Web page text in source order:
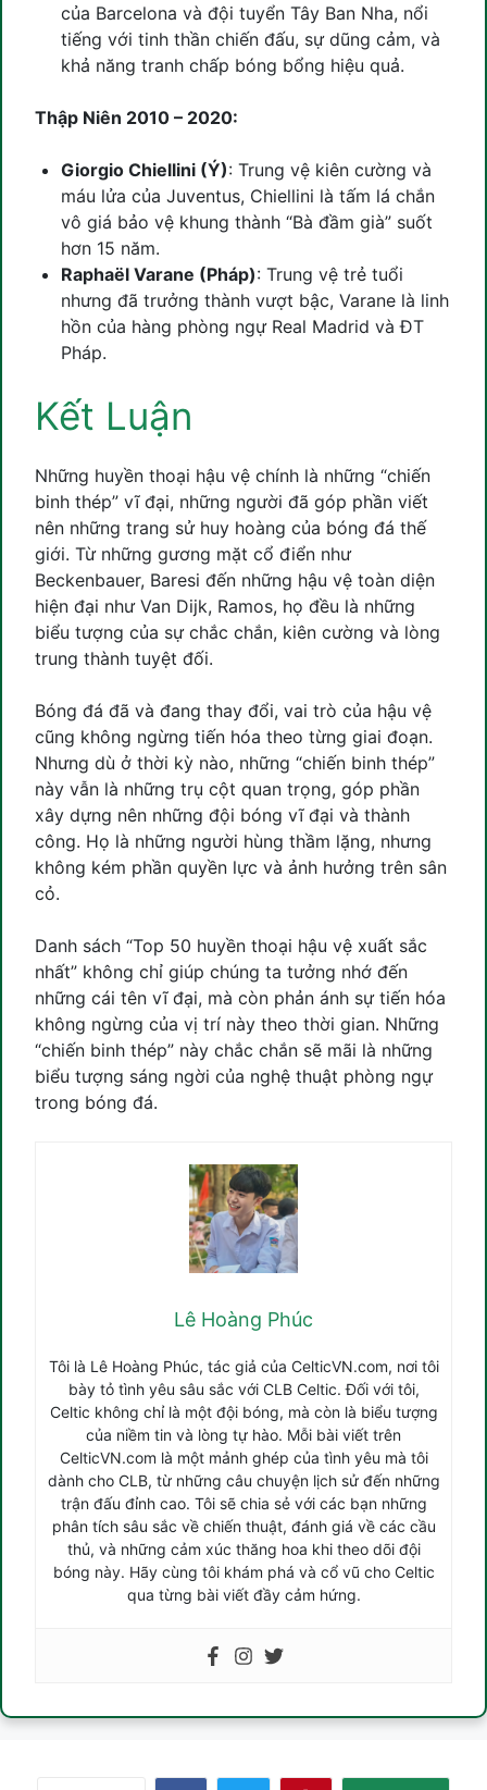
của Barcelona và đội tuyển Tây Ban Nha, nổi
tiếng với tinh thần chiến đấu, sự dũng cảm, và
khả năng tranh chấp bóng bổng hiệu quả.
Thập Niên 2010 – 2020:
Giorgio Chiellini (Ý): Trung vệ kiên cường và
máu lửa của Juventus, Chiellini là tấm lá chắn
vô giá bảo vệ khung thành “Bà đầm già” suốt
hơn 15 năm.
Raphaël Varane (Pháp): Trung vệ trẻ tuổi
nhưng đã trưởng thành vượt bậc, Varane là linh
hồn của hàng phòng ngự Real Madrid và ĐT
Pháp.
Kết Luận
Những huyền thoại hậu vệ chính là những “chiến
binh thép” vĩ đại, những người đã góp phần viết
nên những trang sử huy hoàng của bóng đá thế
giới. Từ những gương mặt cổ điển như
Beckenbauer, Baresi đến những hậu vệ toàn diện
hiện đại như Van Dijk, Ramos, họ đều là những
biểu tượng của sự chắc chắn, kiên cường và lòng
trung thành tuyệt đối.
Bóng đá đã và đang thay đổi, vai trò của hậu vệ
cũng không ngừng tiến hóa theo từng giai đoạn.
Nhưng dù ở thời kỳ nào, những “chiến binh thép”
này vẫn là những trụ cột quan trọng, góp phần
xây dựng nên những đội bóng vĩ đại và thành
công. Họ là những người hùng thầm lặng, nhưng
không kém phần quyền lực và ảnh hưởng trên sân
cỏ.
Danh sách “Top 50 huyền thoại hậu vệ xuất sắc
nhất” không chỉ giúp chúng ta tưởng nhớ đến
những cái tên vĩ đại, mà còn phản ánh sự tiến hóa
không ngừng của vị trí này theo thời gian. Những
“chiến binh thép” này chắc chắn sẽ mãi là những
biểu tượng sáng ngời của nghệ thuật phòng ngự
trong bóng đá.
Lê Hoàng Phúc
Tôi là Lê Hoàng Phúc, tác giả của CelticVN.com, nơi tôi
bày tỏ tình yêu sâu sắc với CLB Celtic. Đối với tôi,
Celtic không chỉ là một đội bóng, mà còn là biểu tượng
của niềm tin và lòng tự hào. Mỗi bài viết trên
CelticVN.com là một mảnh ghép của tình yêu mà tôi
dành cho CLB, từ những câu chuyện lịch sử đến những
trận đấu đỉnh cao. Tôi sẽ chia sẻ với các bạn những
phân tích sâu sắc về chiến thuật, đánh giá về các cầu
thủ, và những cảm xúc thăng hoa khi theo dõi đội
bóng này. Hãy cùng tôi khám phá và cổ vũ cho Celtic
qua từng bài viết đầy cảm hứng.